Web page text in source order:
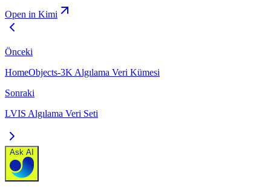
Open in Kimi
Önceki
HomeObjects-3K Algılama Veri Kümesi
Sonraki
LVIS Algılama Veri Seti
Ask AI